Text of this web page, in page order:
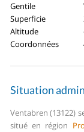
Gentile
Superficie
Altitude
Coordonnées
Situation
Ventabren (13122)
situé en région